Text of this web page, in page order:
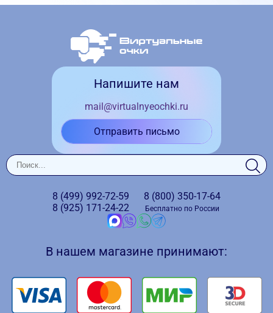
Напишите нам
mail@virtualnyeochki.ru
Отправить письмо
8 (499) 992-72-59
8 (925) 171-24-22
8 (800) 350-17-64
Бесплатно по России
В нашем магазине принимают: